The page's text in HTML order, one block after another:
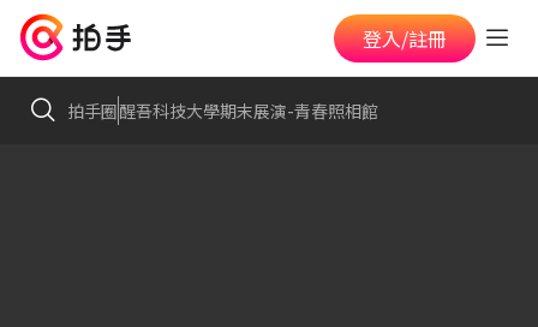
登入/註冊
拍手圈醒吾科技大學期末展演-青春照相館